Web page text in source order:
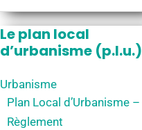
de
l’urbanisme
Le plan local
d’urbanisme (p.l.u.)
Urbanisme
Plan Local d’Urbanisme –
Règlement